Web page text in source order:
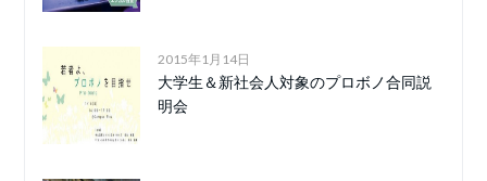
2015年1月14日
大学生＆新社会人対象のプロボノ合同説
明会